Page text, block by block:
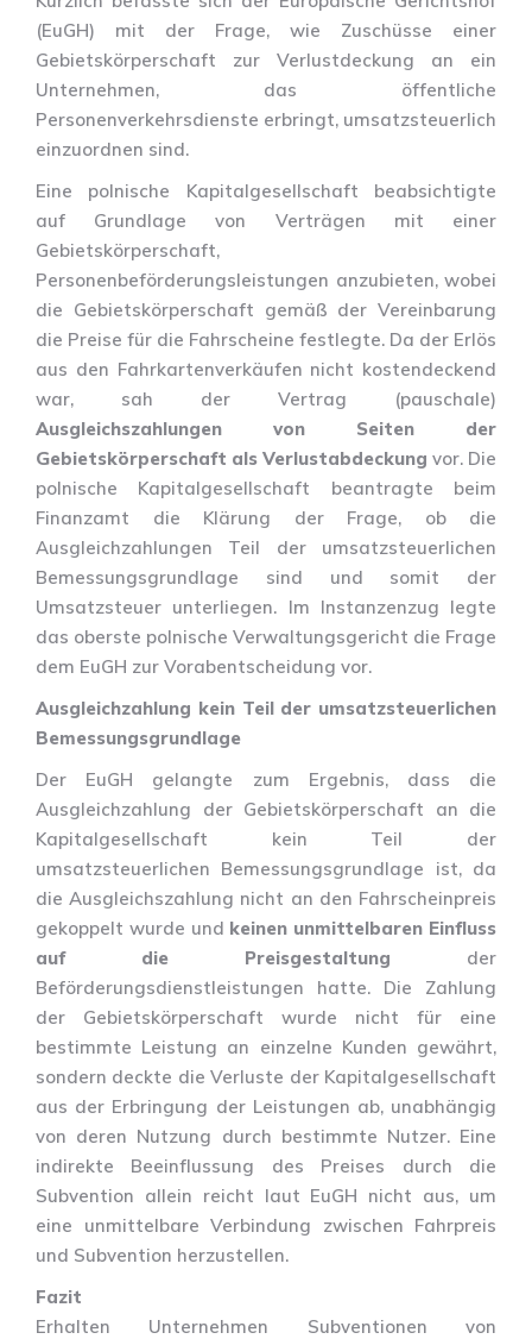
(EuGH) mit der Frage, wie Zuschüsse einer
Gebietskörperschaft zur Verlustdeckung an ein
Unternehmen, das öffentliche
Personenverkehrsdienste erbringt, umsatzsteuerlich
einzuordnen sind.
Eine polnische Kapitalgesellschaft beabsichtigte
auf Grundlage von Verträgen mit einer
Gebietskörperschaft,
Personenbeförderungsleistungen anzubieten, wobei
die Gebietskörperschaft gemäß der Vereinbarung
die Preise für die Fahrscheine festlegte. Da der Erlös
aus den Fahrkartenverkäufen nicht kostendeckend
war, sah der Vertrag (pauschale)
Ausgleichszahlungen von Seiten der
Gebietskörperschaft als Verlustabdeckung vor. Die
polnische Kapitalgesellschaft beantragte beim
Finanzamt die Klärung der Frage, ob die
Ausgleichzahlungen Teil der umsatzsteuerlichen
Bemessungsgrundlage sind und somit der
Umsatzsteuer unterliegen. Im Instanzenzug legte
das oberste polnische Verwaltungsgericht die Frage
dem EuGH zur Vorabentscheidung vor.
Ausgleichzahlung kein Teil der umsatzsteuerlichen
Bemessungsgrundlage
Der EuGH gelangte zum Ergebnis, dass die
Ausgleichzahlung der Gebietskörperschaft an die
Kapitalgesellschaft kein Teil der
umsatzsteuerlichen Bemessungsgrundlage ist, da
die Ausgleichszahlung nicht an den Fahrscheinpreis
gekoppelt wurde und keinen unmittelbaren Einfluss
auf die Preisgestaltung der
Beförderungsdienstleistungen hatte. Die Zahlung
der Gebietskörperschaft wurde nicht für eine
bestimmte Leistung an einzelne Kunden gewährt,
sondern deckte die Verluste der Kapitalgesellschaft
aus der Erbringung der Leistungen ab, unabhängig
von deren Nutzung durch bestimmte Nutzer. Eine
indirekte Beeinflussung des Preises durch die
Subvention allein reicht laut EuGH nicht aus, um
eine unmittelbare Verbindung zwischen Fahrpreis
und Subvention herzustellen.
Fazit
Erhalten Unternehmen Subventionen von